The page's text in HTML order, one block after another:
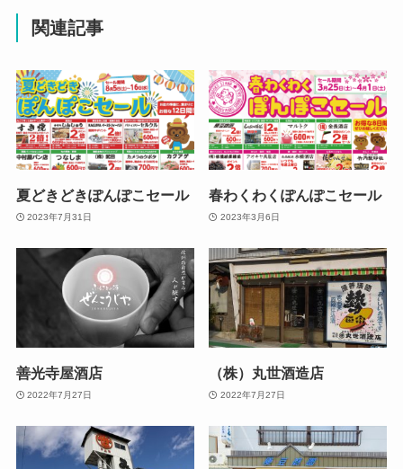
関連記事
夏どきどきぽんぽこセール
2023年7月31日
春わくわくぽんぽこセール
2023年3月6日
善光寺屋酒店
2022年7月27日
（株）丸世酒造店
2022年7月27日